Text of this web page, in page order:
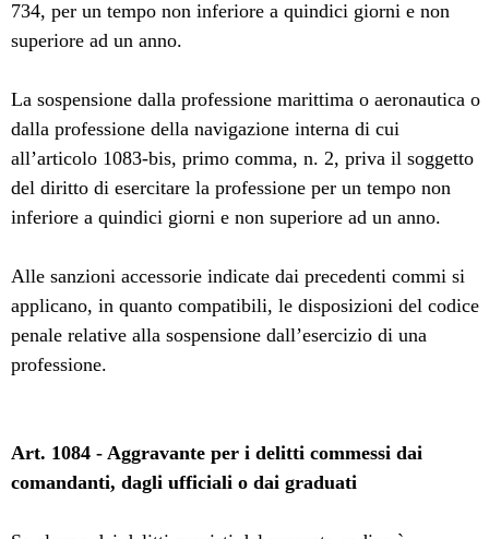
734, per un tempo non inferiore a quindici giorni e non
superiore ad un anno.
La sospensione dalla professione marittima o aeronautica o
dalla professione della navigazione interna di cui
all’articolo 1083-bis, primo comma, n. 2, priva il soggetto
del diritto di esercitare la professione per un tempo non
inferiore a quindici giorni e non superiore ad un anno.
Alle sanzioni accessorie indicate dai precedenti commi si
applicano, in quanto compatibili, le disposizioni del codice
penale relative alla sospensione dall’esercizio di una
professione.
Art. 1084 - Aggravante per i delitti commessi dai
comandanti, dagli ufficiali o dai graduati